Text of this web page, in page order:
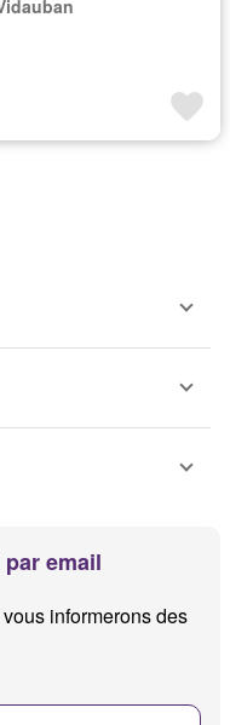
email
informerons des